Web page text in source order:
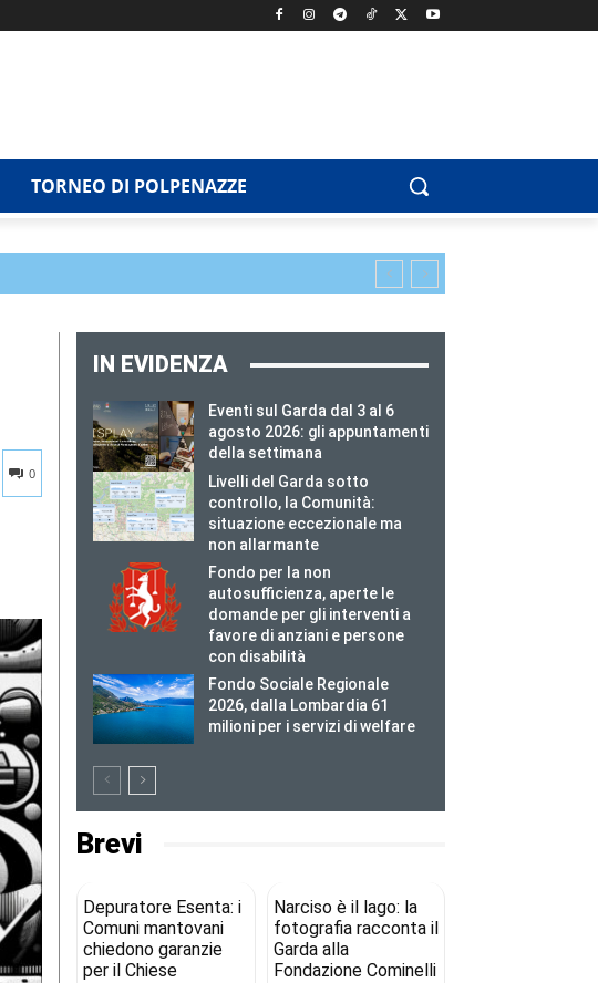
TORNEO DI POLPENAZZE
0
IN EVIDENZA
Eventi sul Garda dal 3 al 6
agosto 2026: gli appuntamenti
della settimana
Livelli del Garda sotto
controllo, la Comunità:
situazione eccezionale ma
non allarmante
Fondo per la non
autosufficienza, aperte le
domande per gli interventi a
favore di anziani e persone
con disabilità
Fondo Sociale Regionale
2026, dalla Lombardia 61
milioni per i servizi di welfare
Brevi
Depuratore Esenta: i
Comuni mantovani
chiedono garanzie
per il Chiese
Narciso è il lago: la
fotografia racconta il
Garda alla
Fondazione Cominelli